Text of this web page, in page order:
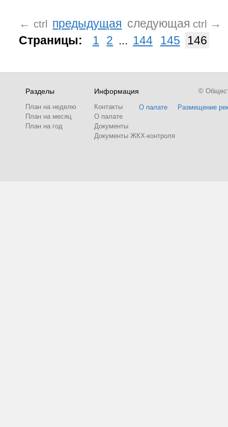
← ctrl предыдущая следующая ctrl
→
Страницы:
1 2 ... 144 145 146
Разделы
План на неделю
План на месяц
План на год
Информация
Контакты
О палате
Документы
Документы ЖКХ-контроля
О палате Размещение
©